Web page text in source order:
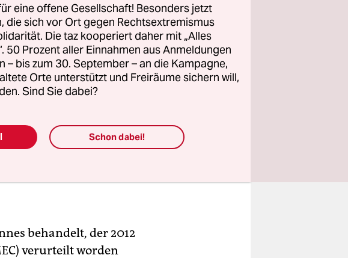
behandelt, der 2012
verurteilt worden
eine offene Gesellschaft! Besonders jetzt
die sich vor Ort gegen Rechtsextremismus
Die taz kooperiert daher mit „Alles
50 Prozent aller Einnahmen aus Anmeldungen
– bis zum 30. September – an die Kampagne,
Orte unterstützt und Freiräume sichern will,
Sind Sie dabei?
Schon dabei!